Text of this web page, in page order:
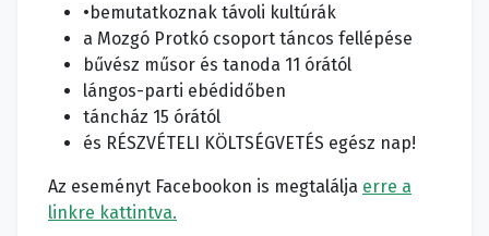
•bemutatkoznak távoli kultúrák
a Mozgó Protkó csoport táncos fellépése
bűvész műsor és tanoda 11 órától
lángos-parti ebédidőben
táncház 15 órától
és RÉSZVÉTELI KÖLTSÉGVETÉS egész nap!
Az eseményt Facebookon is megtalálja erre a
linkre kattintva.